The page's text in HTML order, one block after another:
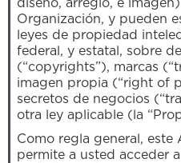
diseño, arreglo, e
Organización, y pueden
leyes de propiedad
federal, y estatal, sobre
(“copyrights”), marcas
imagen propia (“right of
secretos de negocios
otra ley aplicable (la
Como regla general, este
permite a usted acceder